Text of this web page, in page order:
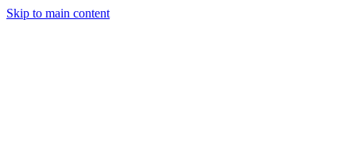
Skip to main content